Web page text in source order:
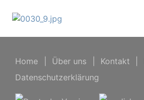
Home Über uns Kontakt
Datenschutzerklärung